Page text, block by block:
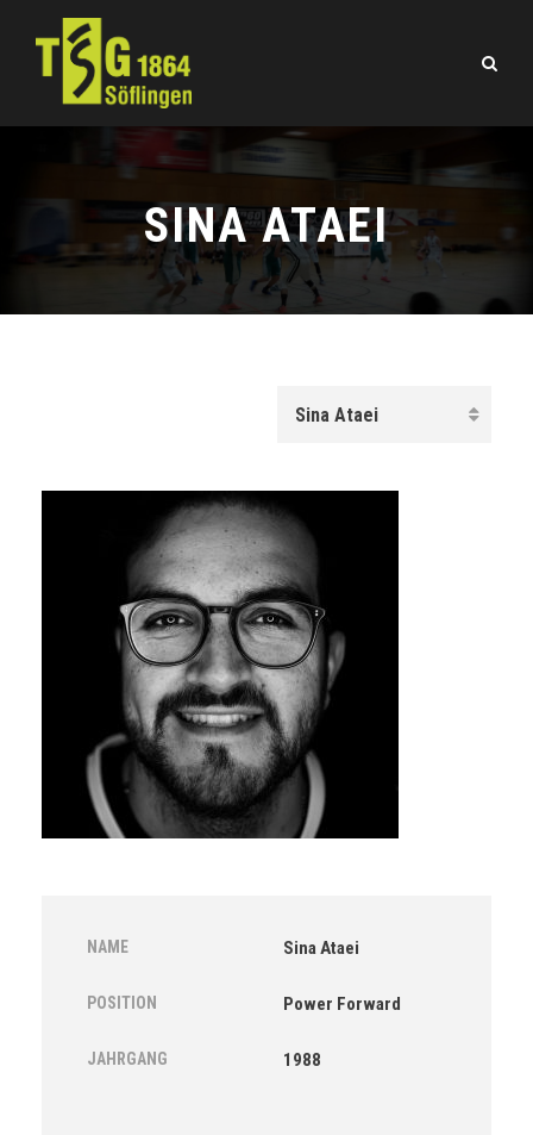
SINA ATAEI
NAME Sina Ataei
POSITION Power Forward
JAHRGANG 1988